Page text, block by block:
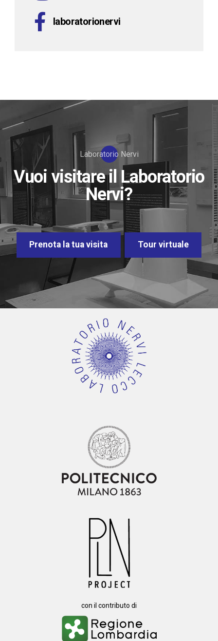
laboratorionervi
Laboratorio Nervi
Vuoi visitare il Laboratorio
Nervi?
Prenota la tua visita Tour virtuale
con il contributo di